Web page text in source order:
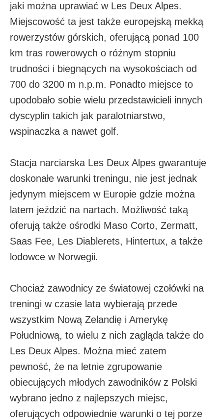
jaki można uprawiać w Les Deux Alpes.
Miejscowość ta jest także europejską mekką
rowerzystów górskich, oferującą ponad 100
km tras rowerowych o różnym stopniu
trudności i biegnących na wysokościach od
700 do 3200 m n.p.m. Ponadto miejsce to
upodobało sobie wielu przedstawicieli innych
dyscyplin takich jak paralotniarstwo,
wspinaczka a nawet golf.
Stacja narciarska Les Deux Alpes gwarantuje
doskonałe warunki treningu, nie jest jednak
jedynym miejscem w Europie gdzie można
latem jeździć na nartach. Możliwość taką
oferują także ośrodki Maso Corto, Zermatt,
Saas Fee, Les Diablerets, Hintertux, a także
lodowce w Norwegii.
Chociaż zawodnicy ze światowej czołówki na
treningi w czasie lata wybierają przede
wszystkim Nową Zelandię i Amerykę
Południową, to wielu z nich zagląda także do
Les Deux Alpes. Można mieć zatem
pewność, że na letnie zgrupowanie
obiecujących młodych zawodników z Polski
wybrano jedno z najlepszych miejsc,
oferujących odpowiednie warunki o tej porze